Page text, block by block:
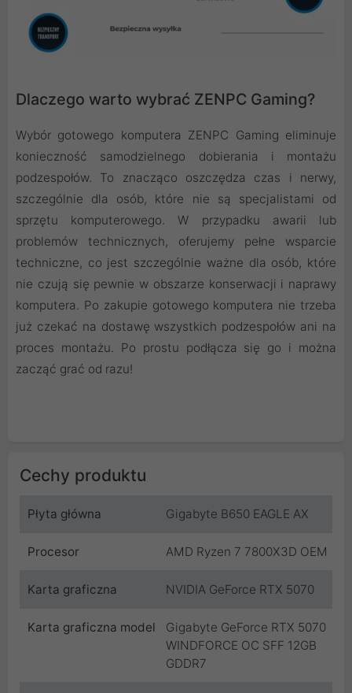
Dlaczego warto wybrać ZENPC Gaming?
Wybór gotowego komputera ZENPC Gaming eliminuje
konieczność samodzielnego dobierania i montażu
podzespołów. To znacząco oszczędza czas i nerwy,
szczególnie dla osób, które nie są specjalistami od
sprzętu komputerowego. W przypadku awarii lub
problemów technicznych, oferujemy pełne wsparcie
techniczne, co jest szczególnie ważne dla osób, które
nie czują się pewnie w obszarze konserwacji i naprawy
komputera. Po zakupie gotowego komputera nie trzeba
już czekać na dostawę wszystkich podzespołów ani na
proces montażu. Po prostu podłącza się go i można
zacząć grać od razu!
Cechy produktu
Płyta główna Gigabyte B650 EAGLE AX
Procesor AMD Ryzen 7 7800X3D OEM
Karta graficzna NVIDIA GeForce RTX 5070
Karta graficzna model
Gigabyte GeForce RTX 5070
WINDFORCE OC SFF 12GB
GDDR7